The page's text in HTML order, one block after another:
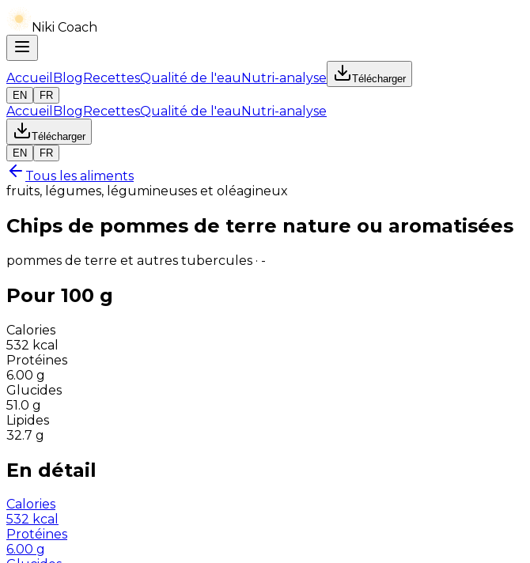
Niki Coach
Accueil BlogRecettesQualité de l'eauNutri-analyse
Télécharger
EN
FR
Accueil BlogRecettesQualité de l'eauNutri-analyse
Télécharger
EN
FR
Tous les aliments
fruits, légumes, légumineuses et oléagineux
Chips de pommes de terre nature ou aromatisées
pommes de terre et autres tubercules · -
Pour 100 g
Calories
532 kcal
Protéines
6.00 g
Glucides
51.0 g
Lipides
32.7 g
En détail
Calories
532 kcal
Protéines
6.00 g